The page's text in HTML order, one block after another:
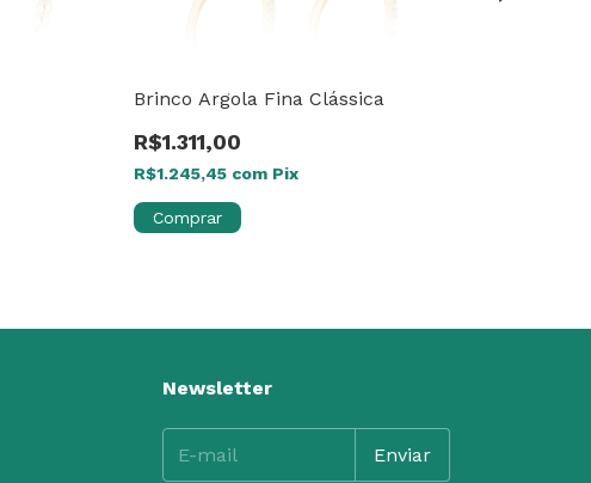
Brinco Argola Fina Clássica
R$1.311,00
R$1.245,45 com Pix
Comprar
Newsletter